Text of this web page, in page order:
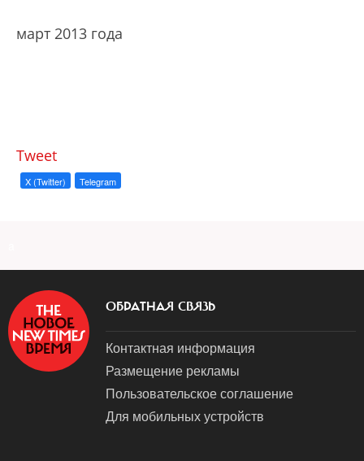
март 2013 года
Tweet
X (Twitter) Telegram
ОБРАТНАЯ СВЯЗЬ
Контактная информация
Размещение рекламы
Пользовательское соглашение
Для мобильных устройств